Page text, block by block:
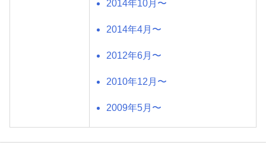
2014年10月〜
2014年4月〜
2012年6月〜
2010年12月〜
2009年5月〜